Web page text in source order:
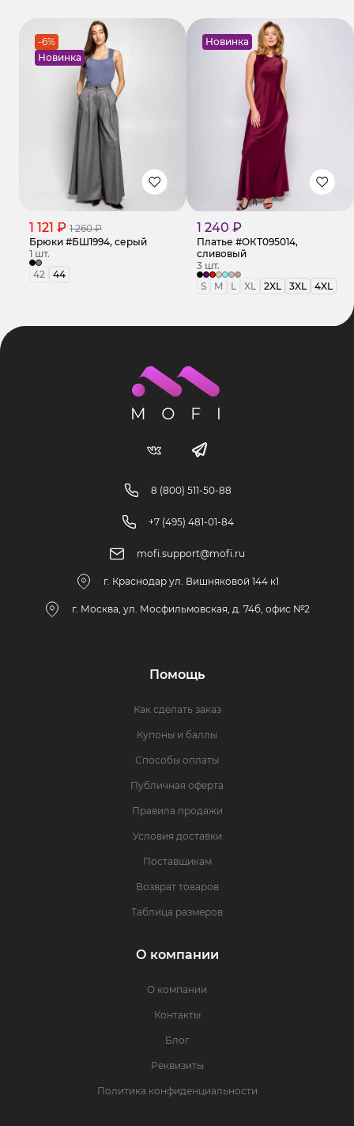
-6%
Новинка
1 121 ₽ 1 260 ₽
Брюки #БШ1994, серый
1 шт.
42
44
Новинка
1 240 ₽
Платье #ОКТ095014,
сливовый
3 шт.
S
M L XL 2XL 3XL 4XL
8 (800) 511-50-88
+7 (495) 481-01-84
mofi.support@mofi.ru
г. Краснодар ул. Вишняковой 144 к1
г. Москва, ул. Мосфильмовская, д. 74б, офис №2
Помощь
Как сделать заказ
Купоны и баллы
Способы оплаты
Публичная оферта
Правила продажи
Условия доставки
Поставщикам
Возврат товаров
Таблица размеров
О компании
О компании
Контакты
Блог
Реквизиты
Политика конфиденциальности